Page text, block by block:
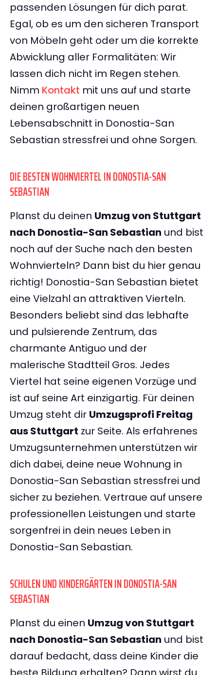
passenden Lösungen für dich parat.
Egal, ob es um den sicheren Transport
von Möbeln geht oder um die korrekte
Abwicklung aller Formalitäten: Wir
lassen dich nicht im Regen stehen.
Nimm Kontakt mit uns auf und starte
deinen großartigen neuen
Lebensabschnitt in Donostia-San
Sebastian stressfrei und ohne Sorgen.
DIE BESTEN WOHNVIERTEL IN DONOSTIA-SAN
SEBASTIAN
Planst du deinen Umzug von Stuttgart
nach Donostia-San Sebastian und bist
noch auf der Suche nach den besten
Wohnvierteln? Dann bist du hier genau
richtig! Donostia-San Sebastian bietet
eine Vielzahl an attraktiven Vierteln.
Besonders beliebt sind das lebhafte
und pulsierende Zentrum, das
charmante Antiguo und der
malerische Stadtteil Gros. Jedes
Viertel hat seine eigenen Vorzüge und
ist auf seine Art einzigartig. Für deinen
Umzug steht dir Umzugsprofi Freitag
aus Stuttgart zur Seite. Als erfahrenes
Umzugsunternehmen unterstützen wir
dich dabei, deine neue Wohnung in
Donostia-San Sebastian stressfrei und
sicher zu beziehen. Vertraue auf unsere
professionellen Leistungen und starte
sorgenfrei in dein neues Leben in
Donostia-San Sebastian.
SCHULEN UND KINDERGÄRTEN IN DONOSTIA-SAN
SEBASTIAN
Planst du einen Umzug von Stuttgart
nach Donostia-San Sebastian und bist
darauf bedacht, dass deine Kinder die